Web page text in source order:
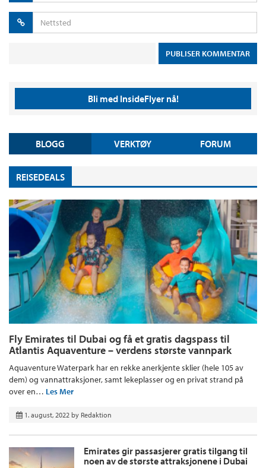
Bli med InsideFlyer nå!
BLOGG VERKTØY FORUM
REISEDEALS
Fly Emirates til Dubai og få et gratis dagspass til
Atlantis Aquaventure – verdens største vannpark
Aquaventure Waterpark har en rekke anerkjente sklier (hele 105 av
dem) og vannattraksjoner, samt lekeplasser og en privat strand på
over en… Les Mer
1. august, 2022 by Redaktion
Emirates gir passasjerer gratis tilgang til
noen av de største attraksjonene i Dubai